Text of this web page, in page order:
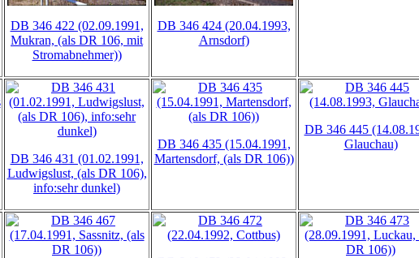
DB 346 422 (02.09.1991,
Mukran, (als DR 106, mit
Stromabnehmer))
DB 346 424 (20.04.1993,
Arnsdorf)
DB 346 431 (01.02.1991,
Ludwigslust, (als DR 106),
info:sehr dunkel)
DB 346 435 (15.04.1991,
Martensdorf, (als DR 106))
DB 346 445
Glauchau)